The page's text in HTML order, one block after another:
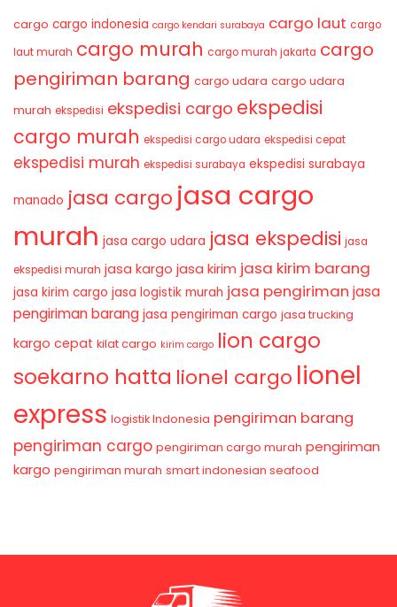
cargo cargo indonesia cargo kendari surabaya cargo laut cargo
laut murah cargo murah cargo murah jakarta cargo
pengiriman barang cargo udara cargo udara
murah ekspedisi ekspedisi cargo ekspedisi
cargo murah ekspedisi cargo udara ekspedisi cepat
ekspedisi murah ekspedisi surabaya ekspedisi surabaya
manado jasa cargo jasa cargo
murah jasa cargo udara jasa ekspedisi jasa
ekspedisi murah jasa kargo jasa kirim jasa kirim barang
jasa kirim cargo jasa logistik murah jasa pengiriman jasa
pengiriman barang jasa pengiriman cargo jasa trucking
kargo cepat kilat cargo kirim cargo lion cargo
soekarno hatta lionel cargo lionel
express logistik Indonesia pengiriman barang
pengiriman cargo pengiriman cargo murah pengiriman
kargo pengiriman murah smart indonesian seafood